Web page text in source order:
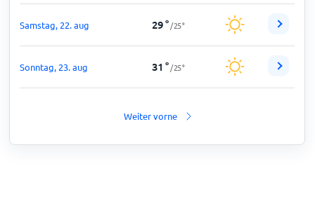
Samstag, 22. aug 29° /25°
Sonntag, 23. aug 31 ° /25°
Weiter vorne